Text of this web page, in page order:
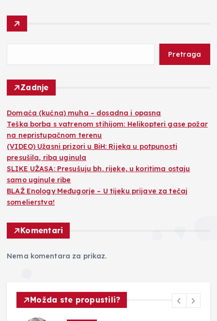
Pretraga
Zadnje
Domaća (kućna) muha – dosadna i opasna
Teška borba s vatrenom stihijom: Helikopteri gase požar
na nepristupačnom terenu
(VIDEO) Užasni prizori u BiH: Rijeka u potpunosti
presušila, riba uginula
SLIKE UŽASA: Presušuju bh. rijeke, u koritima ostaju
samo uginule ribe
BLAŽ Enology Međugorje – U tijeku prijave za tečaj
somelierstva!
Komentari
Nema komentara za prikaz.
Možda ste propustili?